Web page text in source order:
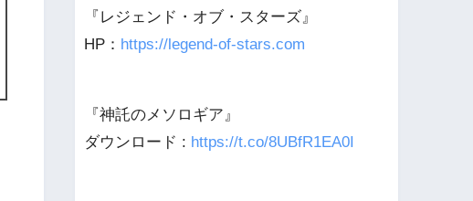
『レジェンド・オブ・スターズ』
HP： https://legend-of-stars.com
『神託のメソロギア』
ダウンロード : https://t.co/8UBfR1EA0I